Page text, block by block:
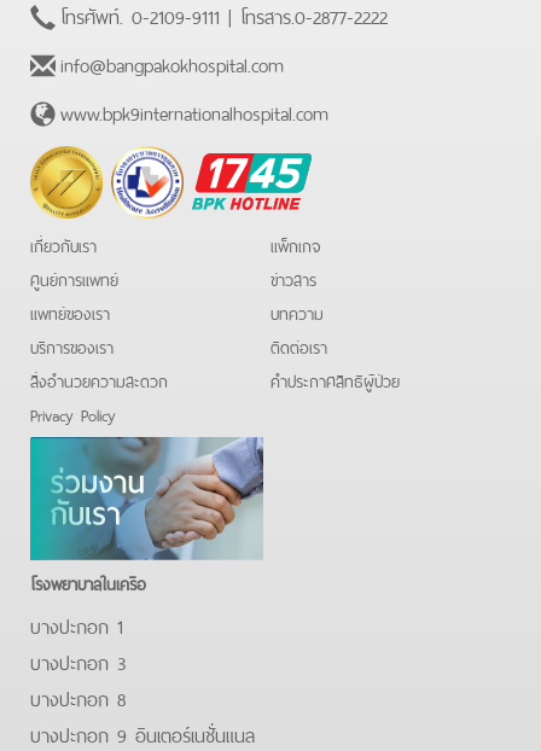
โทรศัพท์. 0-2109-9111 | โทรสาร.0-2877-2222
info@bangpakokhospital.com
www.bpk9internationalhospital.com
BPK
Hotline
เกี่ยวกับเรา
ศูนย์การแพทย์
แพทย์ของเรา
บริการของเรา
สิ่งอำนวยความสะดวก
Privacy Policy
แพ็กเกจ
ข่าวสาร
บทความ
ติดต่อเรา
คําประกาศสิทธิผู้ป่วย
โรงพยาบาลในเครือ
บางปะกอก 1
บางปะกอก 3
บางปะกอก 8
บางปะกอก 9 อินเตอร์เนชั่นแนล